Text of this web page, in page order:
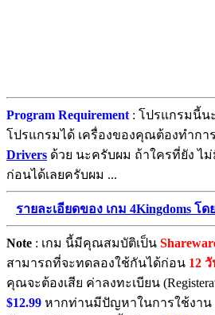
Program Requirement: โปรแกรมนี้น
โปรแกรมได้ เครื่องของคุณต้องทำกา
Drivers ด้วย นะครับผม ถ้าใครที่ยัง ไ
ก่อนได้เลยครับผม ...
รายละเอียดของ เกม 4Kingdoms โ
Note : เกม นี้มีคุณสมบัติเป็น
สามารถที่จะทดลองใช้กันได้ก่อน 12
คุณจะต้องเสีย ค่าลงทะเบียน
$12.99 หากท่านมีปัญหาในการใช้งาน